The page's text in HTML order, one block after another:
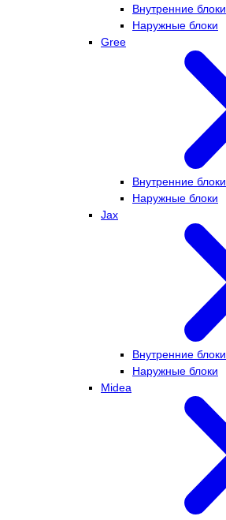
Внутренние блоки
Наружные блоки
Gree
Внутренние блоки
Наружные блоки
Jax
Внутренние блоки
Наружные блоки
Midea